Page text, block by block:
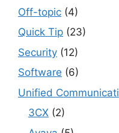
Off-topic (4)
Quick Tip (23)
Security (12)
Software (6)
Unified
3CX (2)